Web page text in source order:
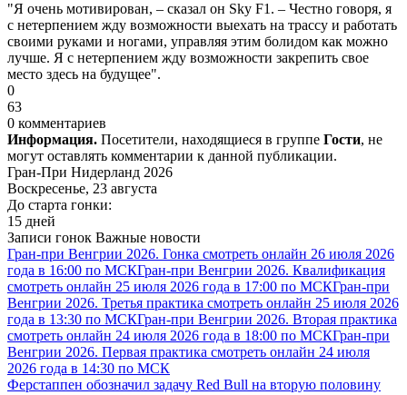
"Я очень мотивирован, – сказал он Sky F1. – Честно говоря, я
с нетерпением жду возможности выехать на трассу и работать
своими руками и ногами, управляя этим болидом как можно
лучше. Я с нетерпением жду возможности закрепить свое
место здесь на будущее".
0
63
0 комментариев
Информация. Посетители, находящиеся в группе Гости, не
могут оставлять комментарии к данной публикации.
Гран-При Нидерланд 2026
Воскресенье, 23 августа
До старта гонки:
15 дней
Записи гонок Важные новости
Гран-при Венгрии 2026. Гонка смотреть онлайн 26 июля 2026
года в 16:00 по МСКГран-при Венгрии 2026. Квалификация
смотреть онлайн 25 июля 2026 года в 17:00 по МСКГран-при
Венгрии 2026. Третья практика смотреть онлайн 25 июля 2026
года в 13:30 по МСКГран-при Венгрии 2026. Вторая практика
смотреть онлайн 24 июля 2026 года в 18:00 по МСКГран-при
Венгрии 2026. Первая практика смотреть онлайн 24 июля
2026 года в 14:30 по МСК
Ферстаппен обозначил задачу Red Bull на вторую половину